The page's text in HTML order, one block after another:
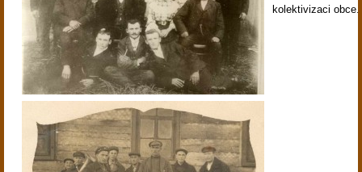
kolektivizaci obce.)